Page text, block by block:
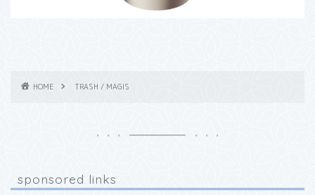
HOME TRASH / MAGIS
sponsored links